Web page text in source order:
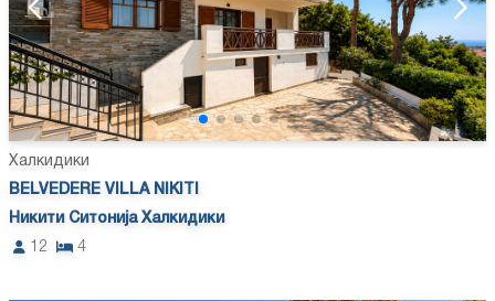
Халкидики
BELVEDERE VILLA NIKITI
Никити Ситонија Халкидики
12
4